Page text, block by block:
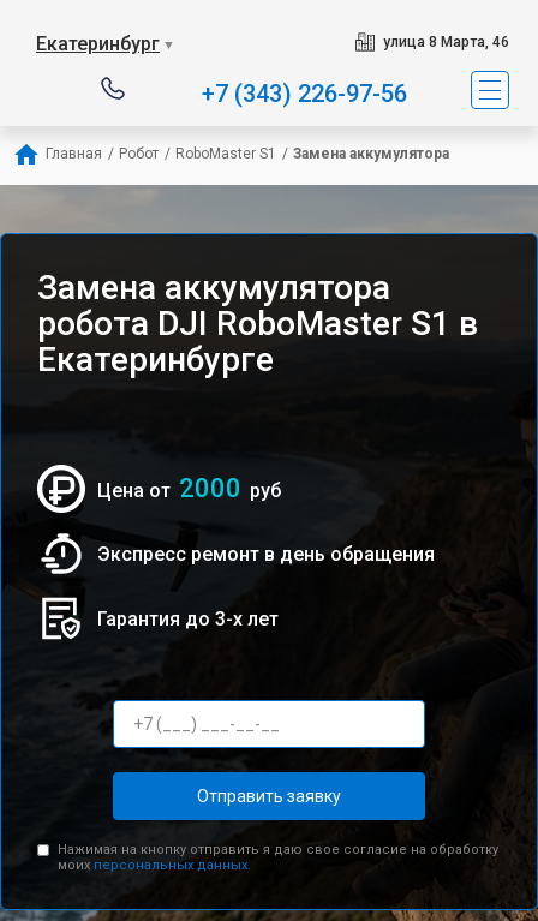
Екатеринбург ▼ улица 8 Марта, 46
+7 (343) 226-97-56
Главная / Робот / RoboMaster S1 / Замена аккумулятора
Замена аккумулятора
робота DJI RoboMaster S1 в
Екатеринбурге
Цена от 2000 руб
Экспресс ремонт в день обращения
Гарантия до 3-х лет
Отправить заявку
Нажимая на кнопку отправить я даю свое согласие на обработку
моих персональных данных.